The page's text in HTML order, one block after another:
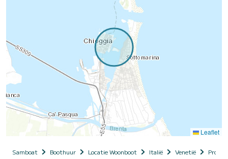
Leaflet
Samboat Boothuur Locatie Woonboot Italië Venetië